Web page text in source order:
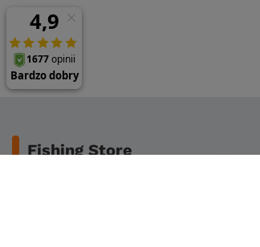
Fishing Store